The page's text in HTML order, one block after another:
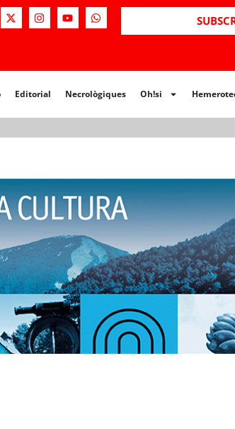
Editorial Necrològiques Oh!si
Necrològiques Hemeroteca